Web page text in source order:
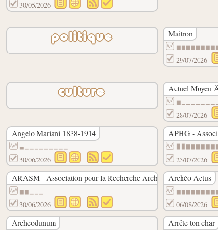
30/05/2026
politique Maitron
29/07/2026
culture Actuel Moyen
28/07/2026
Angelo Mariani 1838-1914
▃▁▁▁▁▁▁▁▁▁
30/06/2026
APHG -
23/07/2026
ARASM - Association pour la Recherche Archéologique Sous-
▆▆▁▁▁
30/06/2026
Archéo Actus
06/08/2026
Archeodunum Arrête ton char